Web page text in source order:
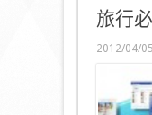
旅行
2012/04/05